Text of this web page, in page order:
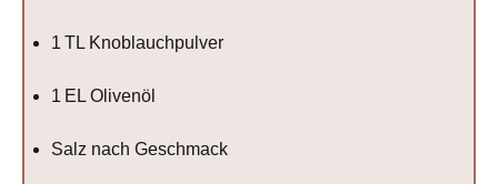
1 TL Knoblauchpulver
1 EL Olivenöl
Salz nach Geschmack